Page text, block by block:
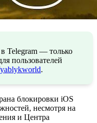
Telegram — только
пользователей
.
блокировки iOS
несмотря на
и Центра